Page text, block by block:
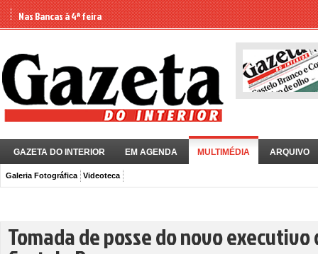
Nas Bancas à 4ª feira
GAZETA DO INTERIOR EM AGENDA MULTIMÉDIA
Galeria Fotográfica Videoteca
ARQUIVO
Tomada de posse do novo executivo